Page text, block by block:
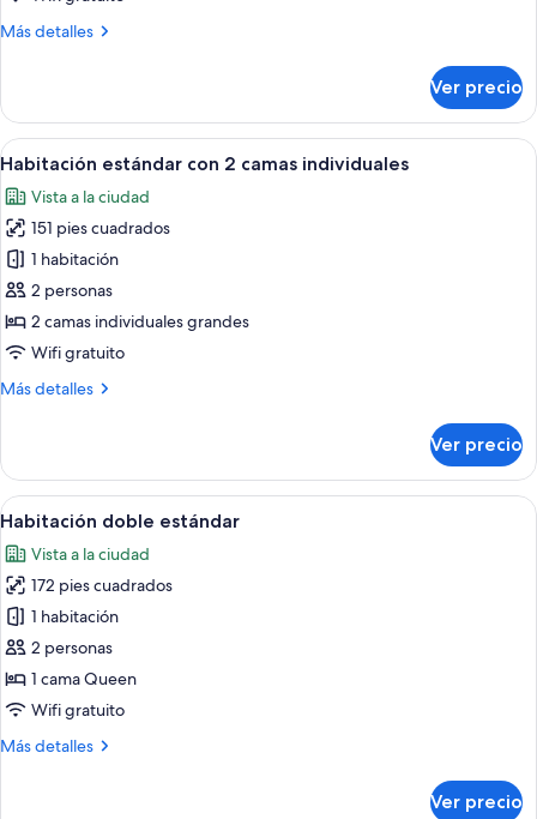
Queen
en
la
habitación,
vista
a
la
ciudad
Más detalles
Más
de
diseñador,
1
Queen
size,
baño
en
la
habitación,
vista
a
ciudad
Ver precio
Abrir
todas
las
fotos
de
Habitación
estándar
con
camas
Una habitación de hotel con dos
5
Habitación estándar con 2 camas individuales
Vista a la ciudad
151 pies cuadrados
1 habitación
2 personas
2 camas individuales grandes
Wifi gratuito
Más detalles
Más
estándar
con
2
individuales
Ver precio
Abrir
todas
las
fotos
de
Habitación
doble
estándar
Una cama bien hecha con sábanas
6
Habitación doble estándar
Vista a la ciudad
172 pies cuadrados
1 habitación
2 personas
1 cama Queen
Wifi gratuito
Más detalles
Más
Ver precio